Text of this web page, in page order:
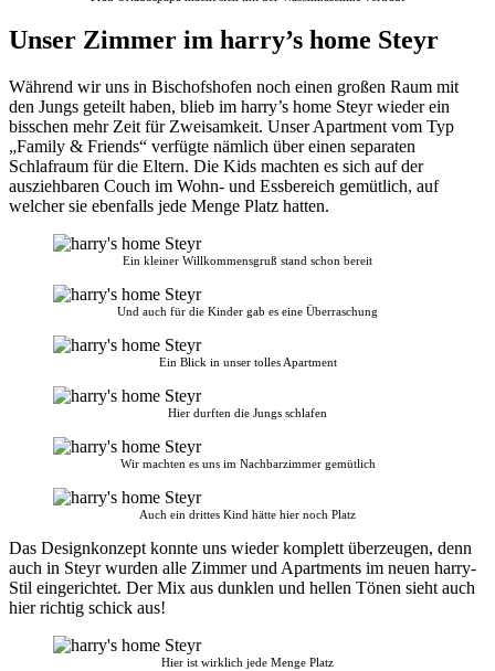
Unser Zimmer im harry’s home Steyr
Während wir uns in Bischofshofen noch einen großen Raum mit
den Jungs geteilt haben, blieb im harry’s home Steyr wieder ein
bisschen mehr Zeit für Zweisamkeit. Unser Apartment vom Typ
„Family & Friends“ verfügte nämlich über einen separaten
Schlafraum für die Eltern. Die Kids machten es sich auf der
ausziehbaren Couch im Wohn- und Essbereich gemütlich, auf
welcher sie ebenfalls jede Menge Platz hatten.
Ein kleiner Willkommensgruß stand schon bereit
Und auch für die Kinder gab es eine Überraschung
Ein Blick in unser tolles Apartment
Hier durften die Jungs schlafen
Wir machten es uns im Nachbarzimmer gemütlich
Auch ein drittes Kind hätte hier noch Platz
Das Designkonzept konnte uns wieder komplett überzeugen, denn
auch in Steyr wurden alle Zimmer und Apartments im neuen harry-
Stil eingerichtet. Der Mix aus dunklen und hellen Tönen sieht auch
hier richtig schick aus!
Hier ist wirklich jede Menge Platz